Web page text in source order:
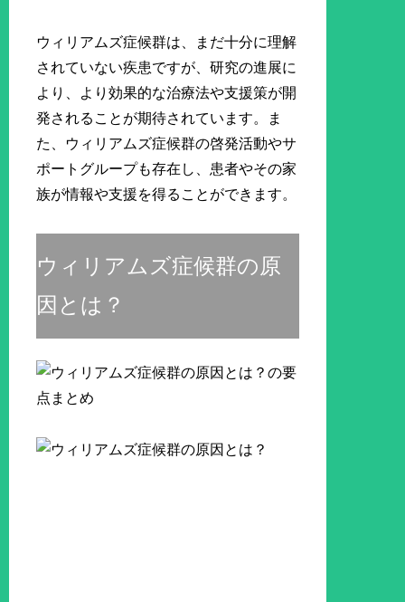
ウィリアムズ症候群は、まだ十分に理解
されていない疾患ですが、研究の進展に
より、より効果的な治療法や支援策が開
発されることが期待されています。ま
た、ウィリアムズ症候群の啓発活動やサ
ポートグループも存在し、患者やその家
族が情報や支援を得ることができます。
ウィリアムズ症候群の原
因とは？